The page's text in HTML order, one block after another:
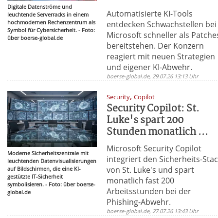
Digitale Datenströme und
leuchtende Serverracks in einem
hochmodernen Rechenzentrum als
Symbol für Cybersicherheit. - Foto:
über boerse-global.de
Automatisierte KI-Tools
entdecken Schwachstellen bei
Microsoft schneller als
bereitstehen. Der Konzern
reagiert mit neuen Strategien
und eigener KI-Abwehr.
boerse-global.de, 29.07.26 13:13 Uhr
Moderne Sicherheitszentrale mit
leuchtenden Datenvisualisierungen
auf Bildschirmen, die eine KI-
gestützte IT-Sicherheit
symbolisieren. - Foto: über boerse-
global.de
Security,Copilot
Security Copilot: St.
Luke's spart 200
Stunden monatlich ...
Microsoft Security Copilot
integriert den Sicherheits-
von St. Luke's und spart
monatlich fast 200
Arbeitsstunden bei der
Phishing-Abwehr.
boerse-global.de, 27.07.26 13:43 Uhr